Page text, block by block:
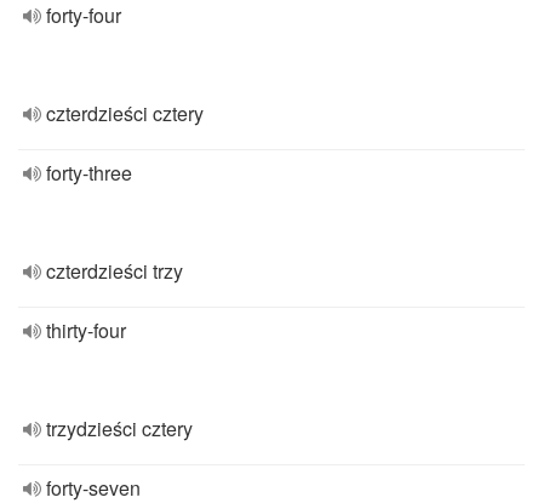
forty-four
czterdzieści cztery
forty-three
czterdzieści trzy
thirty-four
trzydzieści cztery
forty-seven